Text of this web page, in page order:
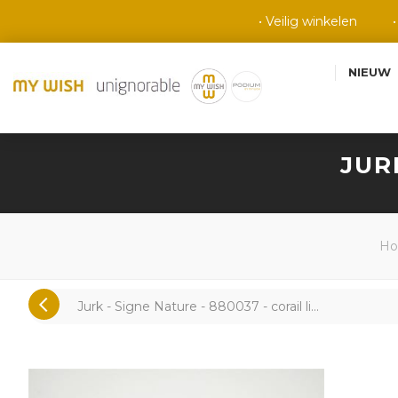
• Veilig winkelen
NIEUW
Jurk - Signe Nature - 880037 - corail li...